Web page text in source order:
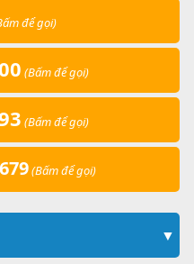
để gọi)
(Bấm để gọi)
(Bấm để gọi)
(Bấm để gọi)
▼